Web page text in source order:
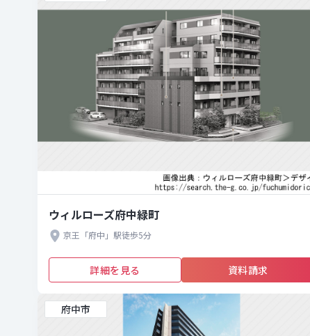
ウィルローズ府中緑町
京王「府中」駅徒歩5分
詳細を見る 資料請求
府中市